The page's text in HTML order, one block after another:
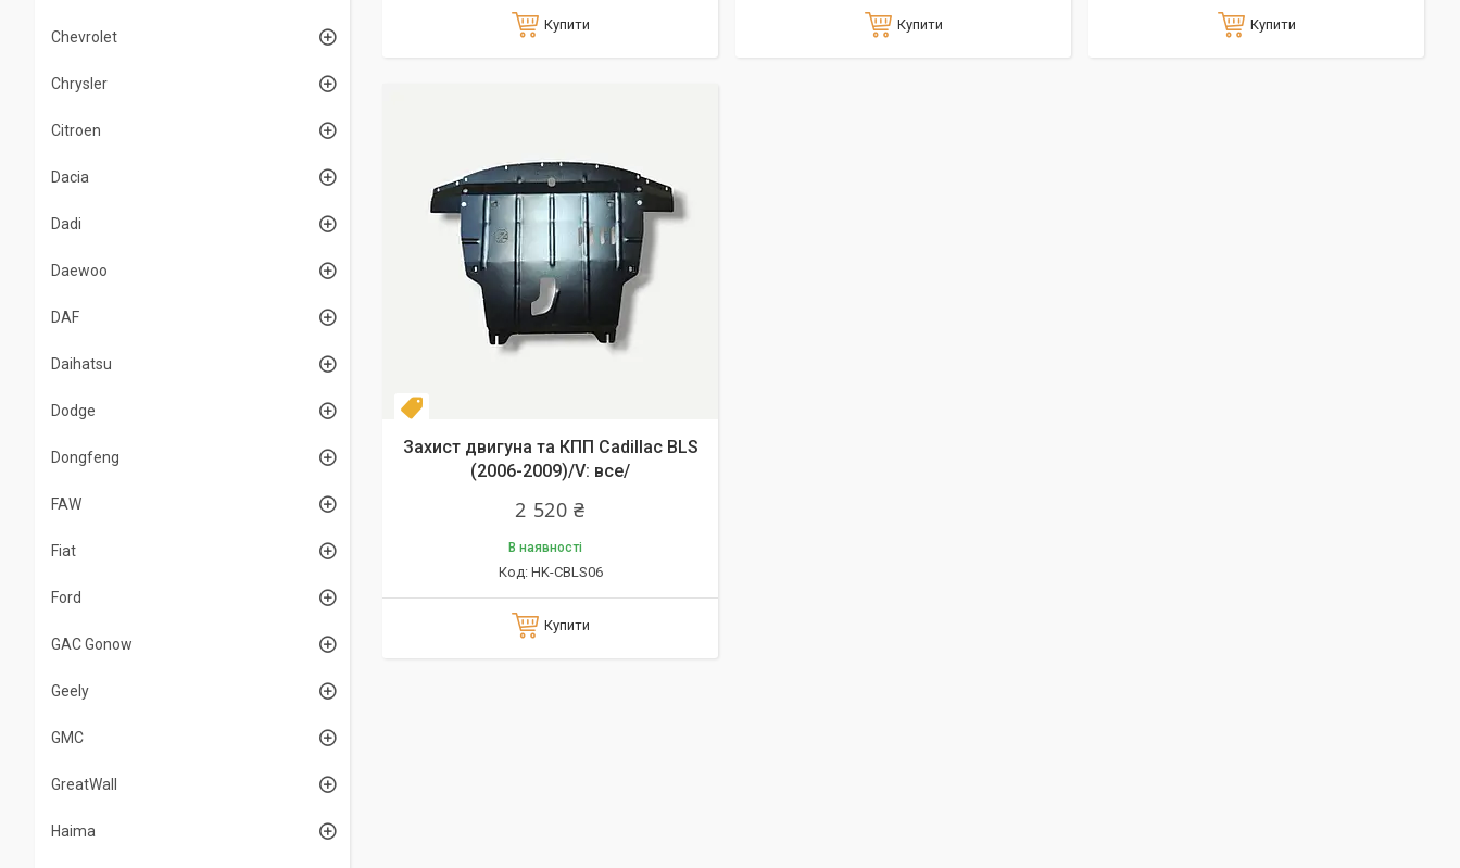
Купити Купити Купити
Захист двигуна та КПП Cadillac BLS
(2006-2009)/V: все/
2 520 ₴
В наявності
HK-CBLS06
Купити
Chevrolet
Chrysler
Citroen
Dacia
Dadi
Daewoo
DAF
Daihatsu
Dodge
Dongfeng
FAW
Fiat
Ford
GAC Gonow
Geely
GMC
GreatWall
Haima